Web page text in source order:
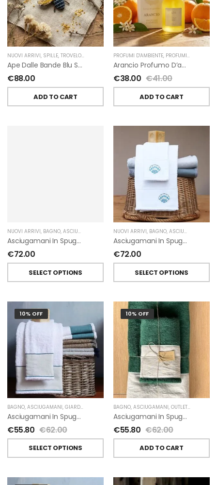
NUOVI ARRIVI, SPILLE, TROVELORE
Ape Dalle Bande Blu Spilla Decorata A Mano Di Trovelore
€88.00
ADD TO CART
PROFUMI D'AMBIENTE, PROFUMI D'AMBIENTE FIORIRA' UN GIARDINO
Arancio Profumo D’ambiente Di Fiorirà Un Giardino
€38.00 €41.00
ADD TO CART
NUOVI ARRIVI, BAGNO, ASCIUGAMANI GIARDINO SEGRETO
Asciugamani In Spugna Con Fiori In Lino Applicati Di Giardino Segreto.
€72.00
SELECT OPTIONS
NUOVI ARRIVI, BAGNO, ASCIUGAMANI
Asciugamani In Spugna Con Ricami Marini Di Giardino Segreto.
€72.00
SELECT OPTIONS
10% OFF
BAGNO, ASCIUGAMANI, GIARDINO SEGRETO
Asciugamani In Spugna E Lino Di Giardino Segreto
€55.80 €62.00
SELECT OPTIONS
10% OFF
BAGNO, ASCIUGAMANI, OUTLET,
Asciugamani In Spugna E Lino Di Giardino Segreto
€55.80 €62.00
ADD TO CART